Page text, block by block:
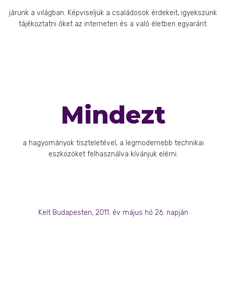
járunk a világban. Képviseljük a családosok érdekeit, igyekszünk
tájékoztatni őket az interneten és a való életben egyaránt.
Mindezt
a hagyományok tiszteletével, a legmodernebb technikai
eszközöket felhasználva kívánjuk elérni.
Kelt Budapesten, 2011. év május hó 26. napján